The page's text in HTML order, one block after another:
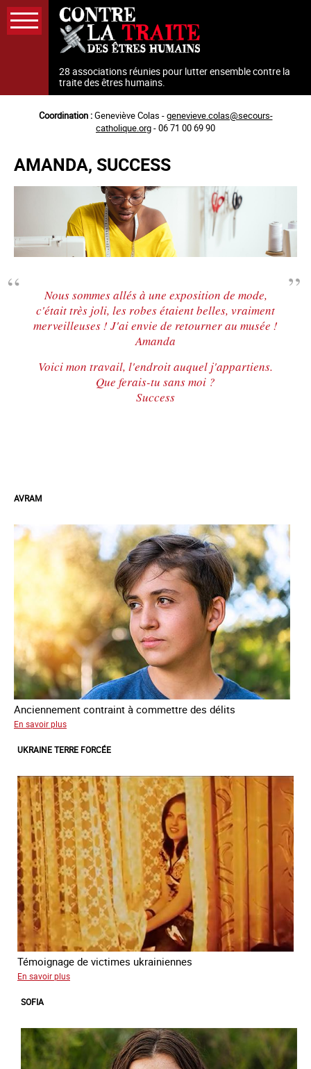
Aller
au
contenu
28 associations réunies pour lutter ensemble contre la
traite des êtres humains.
Coordination :Geneviève Colas -genevieve.colas@secours-
catholique.org- 06 71 00 69 90
AMANDA, SUCCESS
Nous sommes allés à une exposition de mode,
c'était très joli, les robes étaient belles, vraiment
merveilleuses ! J'ai envie de retourner au musée !
Amanda
Voici mon travail, l'endroit auquel j'appartiens.
Que ferais-tu sans moi ?
Success
AVRAM
Anciennement contraint à commettre des délits
En savoir plus
UKRAINE TERRE FORCÉE
Témoignage de victimes ukrainiennes
En savoir plus
SOFIA